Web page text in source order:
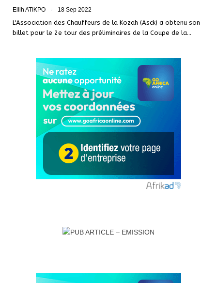
Ellih ATIKPO 18 Sep 2022
L'Association des Chauffeurs de la Kozah (Asck) a obtenu son
billet pour le 2e tour des préliminaires de la Coupe de la…